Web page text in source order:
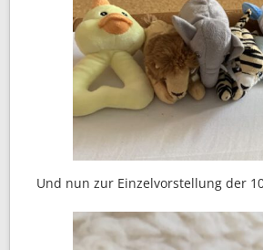
Und nun zur Einzelvorstellung der